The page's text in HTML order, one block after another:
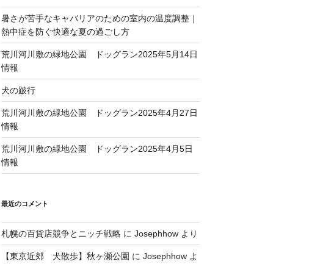
暑さが苦手なキャバリアのための室内の温度調整｜
熱中症を防ぐ快適な夏の過ごし方
荒川河川敷の緑地公園 ドッグラン2025年5月14日
情報
犬の跛行
荒川河川敷の緑地公園 ドッグラン2025年4月27日
情報
荒川河川敷の緑地公園 ドッグラン2025年4月5日
情報
最近のコメント
札幌の百貨店競争とニッチ戦略に Josephhowより
【東京近郊 犬散歩】秋ヶ瀬公園 に Josephhowよ